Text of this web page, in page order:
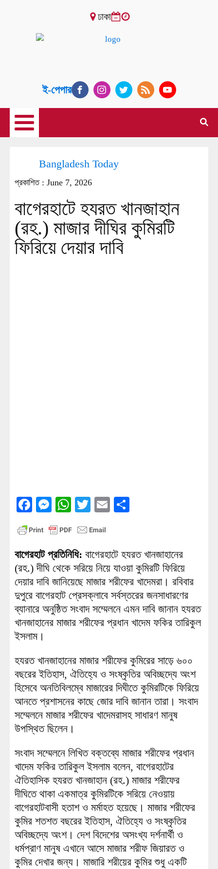
ঢাকা
ই-পেপার
Bangladesh Today
প্রকাশিত : June 7, 2026
বাগেরহাটে হযরত খানজাহান
(রহ.) মাজার দীঘির কুমিরটি
ফিরিয়ে দেয়ার দাবি
Facebook
Messenger
WhatsApp
TwitterEmail
বাগেরহাট প্রতিনিধি: বাগেরহাটে হযরত খানজাহানের
(রহ.) দীঘি থেকে সরিয়ে নিয়ে যাওয়া কুমিরটি ফিরিয়ে
দেয়ার দাবি জানিয়েছে মাজার শরীফের খাদেমরা। রবিবার
দুপুরে বাগেরহাট প্রেসক্লাবে সর্বস্তরের জনসাধারণের
ব্যানারে অনুষ্ঠিত সংবাদ সম্মেলনে এমন দাবি জানান হযরত
খানজাহানের মাজার শরীফের প্রধান খাদেম ফকির তারিকুল
ইসলাম।
হযরত খানজাহানের মাজার শরীফের কুমিরের সাড়ে ৬০০
বছরের ইতিহাস, ঐতিহ্যে ও সংষ্কৃতির অবিচ্ছদ্যে অংশ
হিসেবে অনতিবিলম্বে মাজারের দিঘীতে কুমিরটিকে ফিরিয়ে
আনতে প্রশাসনের কাছে জোর দাবি জানান তারা। সংবাদ
সম্মেলনে মাজার শরীফের খাদেমরাসহ সাধারণ মানুষ
উপস্থিত ছিলেন।
সংবাদ সম্মেলনে লিখিত বক্তব্যে মাজার শরীফের প্রধান
খাদেম ফকির তারিকুল ইসলাম বলেন, বাগেরহাটের
ঐতিহাসিক হযরত খানজাহান (রহ.) মাজার শরীফের
দীঘিতে থাকা একমাত্র কুমিরটিকে সরিয়ে নেওয়ায়
বাগেরহাটবাসী হতাশ ও মর্মাহত হয়েছে। মাজার শরীফের
কুমির শতশত বছরের ইতিহাস, ঐতিহ্যে ও সংষ্কৃতির
অবিচ্ছদ্যে অংশ। দেশ বিদেশের অসংখ্য দর্শনার্থী ও
ধর্মপ্রাণ মানুষ এখানে আসে মাজার শরীফ জিয়ারত ও
কুমির দেখার জন্য। মাজারি শরীয়ের কুমির শুধু একটি